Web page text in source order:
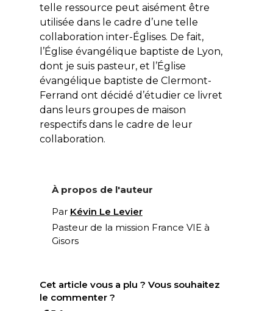
telle ressource peut aisément être
utilisée dans le cadre d’une telle
collaboration inter-Églises. De fait,
l’Église évangélique baptiste de Lyon,
dont je suis pasteur, et l’Église
évangélique baptiste de Clermont-
Ferrand ont décidé d’étudier ce livret
dans leurs groupes de maison
respectifs dans le cadre de leur
collaboration.
À propos de l'auteur
Par Kévin Le Levier
Pasteur de la mission France VIE à
Gisors
Cet article vous a plu ? Vous souhaitez
le commenter ?